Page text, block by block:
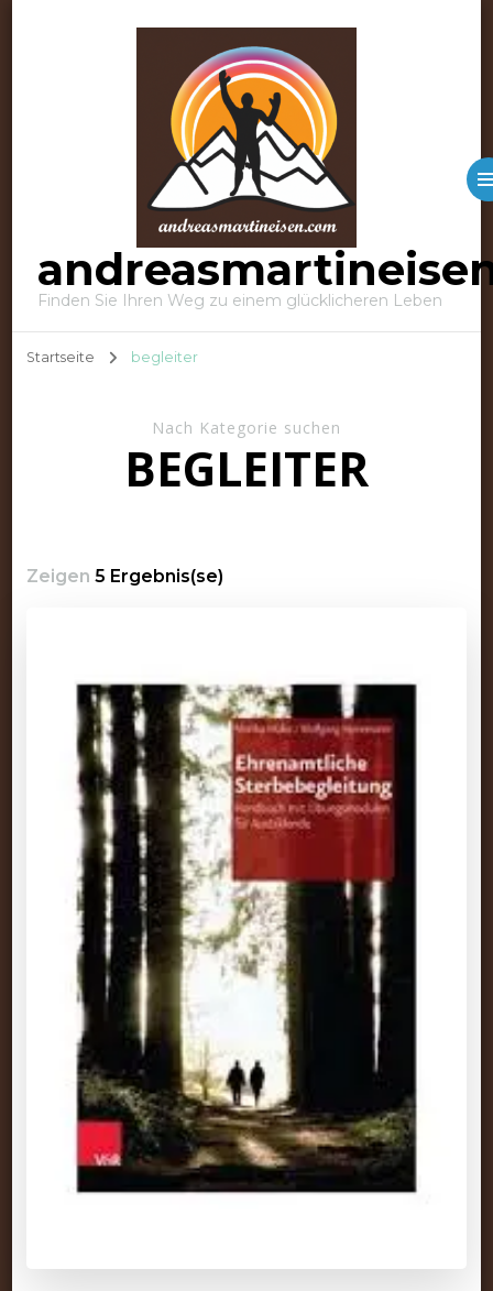
Finden Sie Ihren Weg zu einem glücklicheren Leben
Startseite begleiter
Nach Kategorie suchen
BEGLEITER
Zeigen 5 Ergebnis(se)